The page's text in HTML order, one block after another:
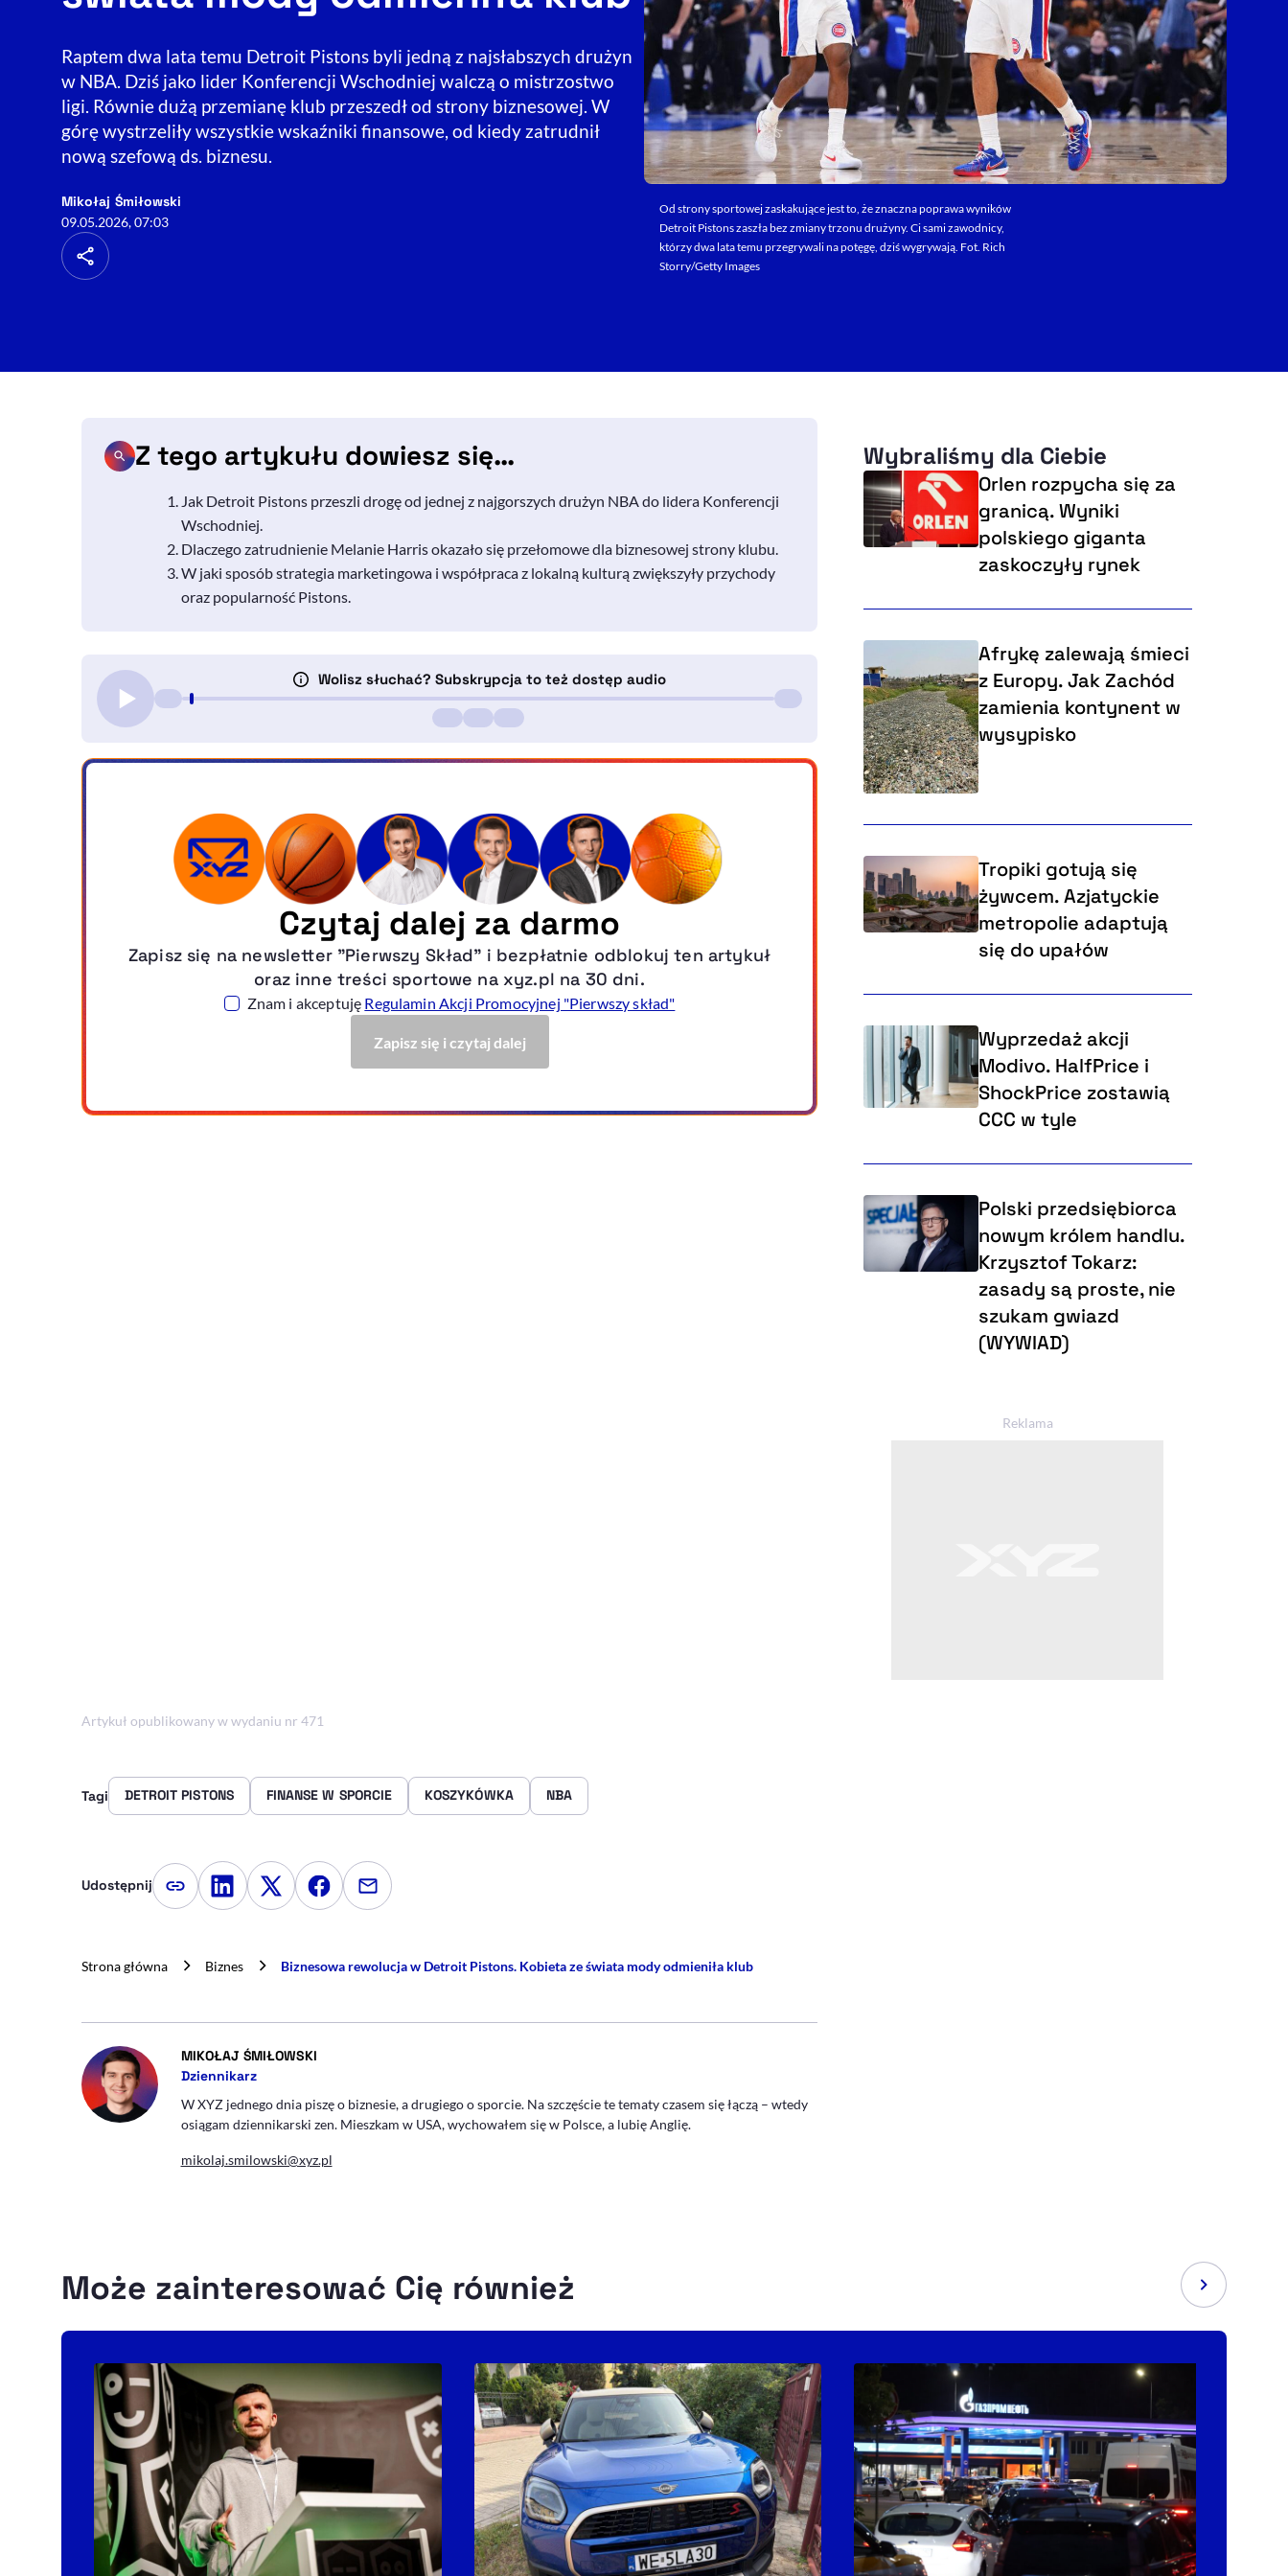
Raptem dwa lata temu Detroit Pistons byli jedną z najsłabszych drużyn
w NBA. Dziś jako lider Konferencji Wschodniej walczą o mistrzostwo
ligi. Równie dużą przemianę klub przeszedł od strony biznesowej. W
górę wystrzeliły wszystkie wskaźniki finansowe, od kiedy zatrudnił
nową szefową ds. biznesu.
Mikołaj Śmiłowski
09.05.2026, 07:03
Od strony sportowej zaskakujące jest to, że znaczna poprawa wyników
Detroit Pistons zaszła bez zmiany trzonu drużyny. Ci sami zawodnicy,
którzy dwa lata temu przegrywali na potęgę, dziś wygrywają. Fot. Rich
Storry/Getty Images
Z tego artykułu dowiesz się…
Jak Detroit Pistons przeszli drogę od jednej z najgorszych drużyn NBA do lidera Konferencji
Wschodniej.
Dlaczego zatrudnienie MelanieHarris okazało się przełomowe dla biznesowej strony klubu.
W jaki sposób strategia marketingowa i współpraca z lokalną kulturą zwiększyły przychody
oraz popularność Pistons.
Wybraliśmy dla Ciebie
Orlen rozpycha się za
granicą. Wyniki
polskiego giganta
zaskoczyły rynek
Afrykę zalewają śmieci
z Europy. Jak Zachód
zamienia kontynent w
wysypisko
Tropiki gotują się
żywcem. Azjatyckie
metropolie adaptują
się do upałów
Wyprzedaż akcji
Modivo. HalfPrice i
ShockPrice zostawią
CCC w tyle
Polski przedsiębiorca
nowym królem handlu.
Krzysztof Tokarz:
zasady są proste, nie
szukam gwiazd
(WYWIAD)
Artykuł opublikowany w wydaniu nr 471
Tagi DETROIT PISTONS FINANSE W SPORCIE KOSZYKÓWKA NBA
Udostępnij Kopiuj link artykułu
Udostępnij na LinkedIn
Udostępnij na Twitterze
Udostępnij na Facebooku
Udostępnij przez e-mail
Strona główna Biznes Biznesowa rewolucja w Detroit Pistons. Kobieta ze świata mody odmieniła klub
MIKOŁAJ ŚMIŁOWSKI- AUTOR ARTYKUŁU - PROFIL
Dziennikarz
W XYZ jednego dnia piszę o biznesie, a drugiego o sporcie. Na szczęście te tematy czasem się łączą – wtedy
osiągam dziennikarski zen. Mieszkam w USA, wychowałem się w Polsce, a lubię Anglię.
mikolaj.smilowski@xyz.pl
Może zainteresować Cię również